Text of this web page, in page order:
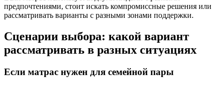
предпочтениями, стоит искать компромиссные решения или
рассматривать варианты с разными зонами поддержки.
Сценарии выбора: какой вариант
рассматривать в разных ситуациях
Если матрас нужен для семейной пары